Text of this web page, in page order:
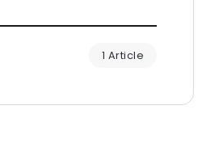
1 Article